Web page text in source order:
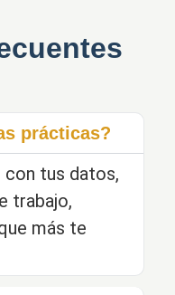
prácticas?
tus datos,
trabajo,
más te